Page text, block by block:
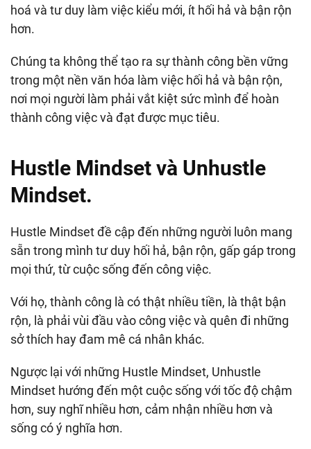
hoá và tư duy làm việc kiểu mới, ít hối hả và bận rộn
hơn.
Chúng ta không thể tạo ra sự thành công bền vững
trong một nền văn hóa làm việc hối hả và bận rộn,
nơi mọi người làm phải vắt kiệt sức mình để hoàn
thành công việc và đạt được mục tiêu.
Hustle Mindset và Unhustle
Mindset.
Hustle Mindset đề cập đến những người luôn mang
sẵn trong mình tư duy hối hả, bận rộn, gấp gáp trong
mọi thứ, từ cuộc sống đến công việc.
Với họ, thành công là có thật nhiều tiền, là thật bận
rộn, là phải vùi đầu vào công việc và quên đi những
sở thích hay đam mê cá nhân khác.
Ngược lại với những Hustle Mindset, Unhustle
Mindset hướng đến một cuộc sống với tốc độ chậm
hơn, suy nghĩ nhiều hơn, cảm nhận nhiều hơn và
sống có ý nghĩa hơn.